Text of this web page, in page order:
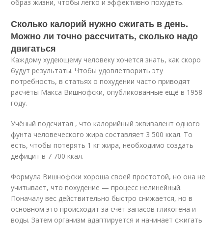
образ жизни, чтобы легко и эффективно похудеть.
Сколько калорий нужно сжигать в день.
Можно ли точно рассчитать, сколько надо
двигаться
Каждому худеющему человеку хочется знать, как скоро
будут результаты. Чтобы удовлетворить эту
потребность, в статьях о похудении часто приводят
расчёты Макса Вишнофски, опубликованные ещё в 1958
году.
Учёный подсчитал , что калорийный эквивалент одного
фунта человеческого жира составляет 3 500 ккал. То
есть, чтобы потерять 1 кг жира, необходимо создать
дефицит в 7 700 ккал.
Формула Вишнофски хороша своей простотой, но она не
учитывает, что похудение — процесс нелинейный.
Поначалу вес действительно быстро снижается, но в
основном это происходит за счёт запасов гликогена и
воды. Затем организм адаптируется и начинает сжигать